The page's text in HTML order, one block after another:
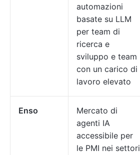
automazioni
basate su LLM
per team di
ricerca e
sviluppo e team
con un carico di
lavoro elevato
Enso
Mercato di
agenti IA
accessibile per
le PMI nei settori